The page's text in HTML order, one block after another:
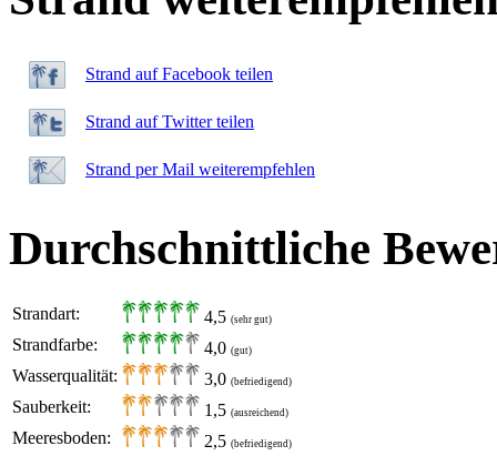
Strand auf Facebook teilen
Strand auf Twitter teilen
Strand per Mail weiterempfehlen
Durchschnittliche
Strandart: 4,5 (sehr gut)
Strandfarbe: 4,0 (gut)
Wasserqualität: 3,0 (befriedigend)
Sauberkeit: 1,5 (ausreichend)
Meeresboden: 2,5 (befriedigend)